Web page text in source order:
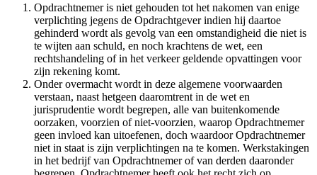
Opdrachtnemer is niet gehouden tot het nakomen van enige
verplichting jegens de Opdrachtgever indien hij daartoe
gehinderd wordt als gevolg van een omstandigheid die niet is
te wijten aan schuld, en noch krachtens de wet, een
rechtshandeling of in het verkeer geldende opvattingen voor
zijn rekening komt.
Onder overmacht wordt in deze algemene voorwaarden
verstaan, naast hetgeen daaromtrent in de wet en
jurisprudentie wordt begrepen, alle van buitenkomende
oorzaken, voorzien of niet-voorzien, waarop Opdrachtnemer
geen invloed kan uitoefenen, doch waardoor Opdrachtnemer
niet in staat is zijn verplichtingen na te komen. Werkstakingen
in het bedrijf van Opdrachtnemer of van derden daaronder